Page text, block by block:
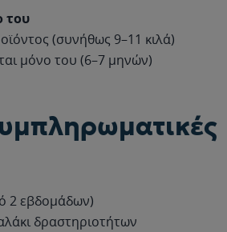
του
(συνήθως 9–11 κιλά)
μόνο του (6–7 μηνών)
2 εβδομάδων)
δραστηριοτήτων